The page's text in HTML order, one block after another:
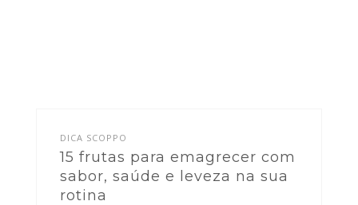
DICA SCOPPO
15 frutas para emagrecer com
sabor, saúde e leveza na sua
rotina